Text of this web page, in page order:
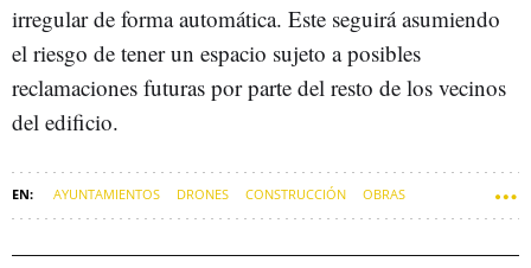
irregular de forma automática. Este seguirá asumiendo
el riesgo de tener un espacio sujeto a posibles
reclamaciones futuras por parte del resto de los vecinos
del edificio.
AYUNTAMIENTOS DRONES CONSTRUCCIÓN OBRAS